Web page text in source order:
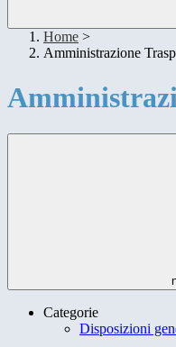
Home >
Amministrazione
Categorie
Disposizioni